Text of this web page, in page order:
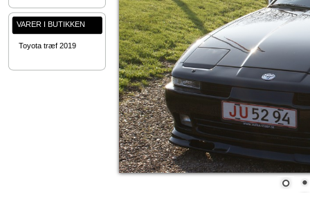
VARER I BUTIKKEN
Toyota træf 2019